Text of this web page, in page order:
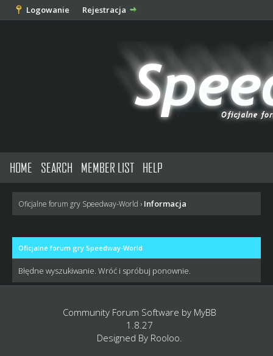
Logowanie Rejestracja
HOME SEARCH MEMBER LIST HELP
Oficjalne forum gry Speedway-World › Informacja
Oficjalne forum gry Speedway-World
Błędne wyszukiwanie. Wróć i spróbuj ponownie.
Community Forum Software by MyBB
1.8.27
Designed By Rooloo.